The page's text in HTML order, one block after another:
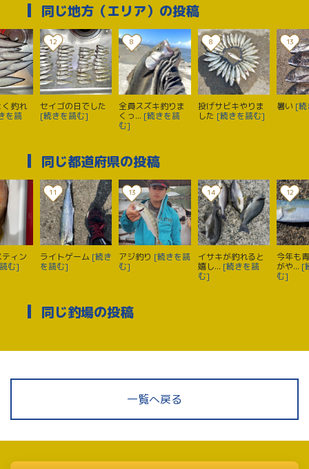
同じ地方（エリア）の投稿
釣れ
を読
12
セイゴの日でした
[続きを読む]
8
全員スズキ釣りま
くっ... [続きを読
む]
8
投げサビキやりま
した [続きを読む]
13
暑い [続
同じ都道府県の投稿
ィン
む]
11
ライトゲーム [続き
を読む]
13
アジ釣り [続きを読
む]
14
イサキが釣れると
嬉し... [続きを読
む]
12
今年も
がや... [
む]
同じ釣場の投稿
一覧へ戻る